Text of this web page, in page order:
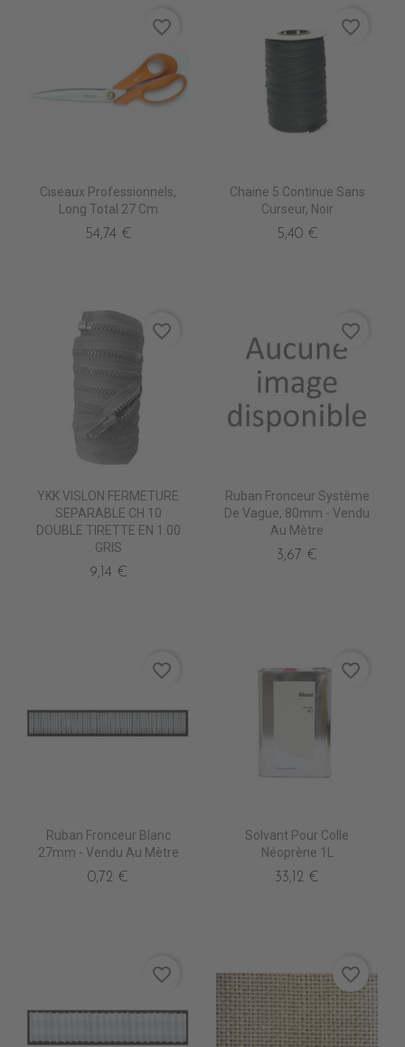
Ciseaux Professionnels,
Long Total 27 Cm
54,74 €
favorite_border
Chaine 5 Continue Sans
Curseur, Noir
5,40 €
favorite_border
YKK VISLON FERMETURE
SEPARABLE CH 10
DOUBLE TIRETTE EN 1.00
GRIS
9,14 €
favorite_border
Ruban Fronceur Système
De Vague, 80mm - Vendu
Au Mètre
3,67 €
favorite_border
Ruban Fronceur Blanc
27mm - Vendu Au Mètre
0,72 €
favorite_border
Solvant Pour Colle
Néoprène 1L
33,12 €
favorite_border
favorite_border favorite_border